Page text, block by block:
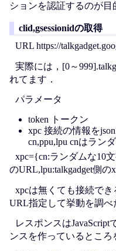
ションを認証するのが目
clid,gsessionidの取得
URL https://
実際には，[0～
れてます．
パラメータ
token トークン
xpc 接続の情報を
cn,ppu,lpu cnはラン
xpc={cn:ランダムな10文
のURL,lpu:talkgadget側の
xpcは無くても接続で
URL指定して挙動を調べ
レスポンスはJavaScript
ンスを作っているところ